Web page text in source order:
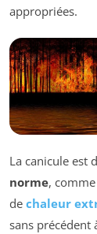
appropriées.
La canicule est
norme,
de chaleur
sans précédent